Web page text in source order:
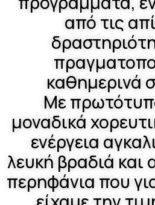
από τις
καθημερινά
Με
μοναδικά
ενέργεια
λευκή βραδιά και
περηφάνια που